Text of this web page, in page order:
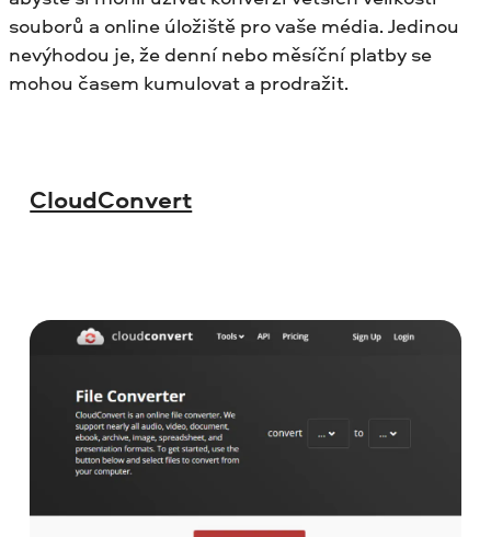
souborů a online úložiště pro vaše média. Jedinou
nevýhodou je, že denní nebo měsíční platby se
mohou časem kumulovat a prodražit.
CloudConvert